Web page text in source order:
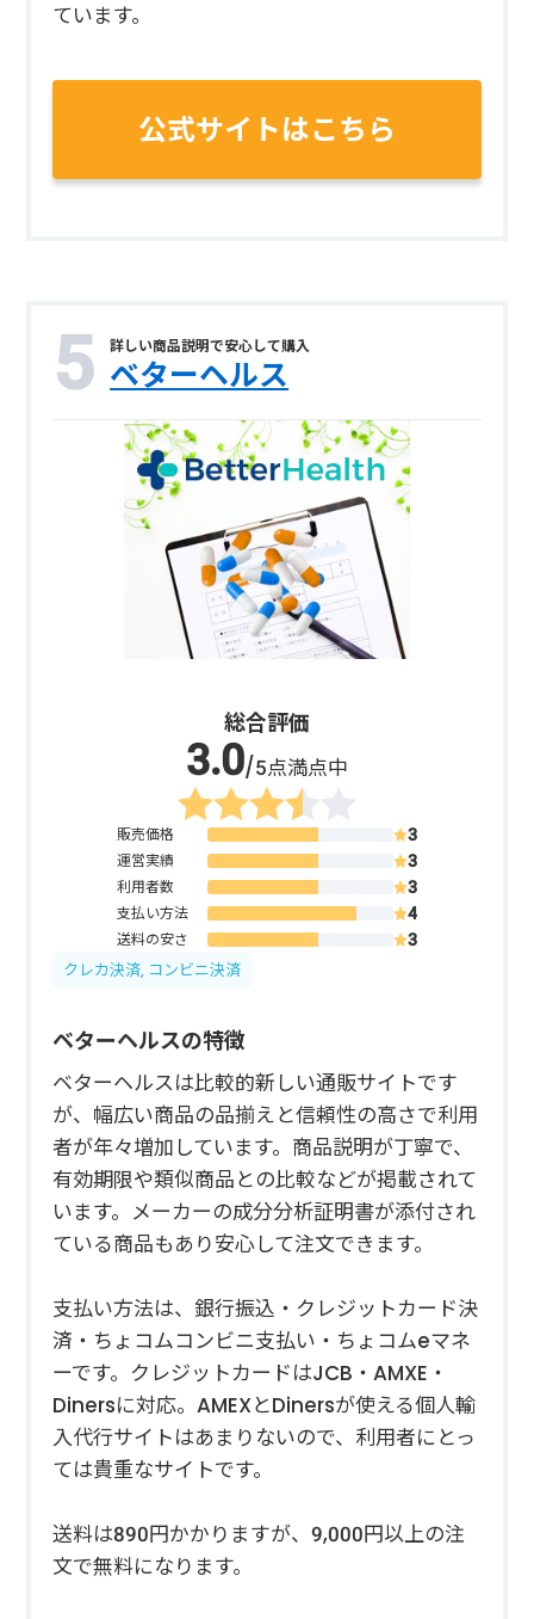
ています。
公式サイトはこちら
詳しい商品説明で安心して購入
ベターヘルス
総合評価
/5点満点中
販売価格
運営実績
利用者数
支払い方法
送料の安さ
クレカ決済, コンビニ決済
ベターヘルスの特徴
ベターヘルスは比較的新しい通販サイトです
が、幅広い商品の品揃えと信頼性の高さで利用
者が年々増加しています。商品説明が丁寧で、
有効期限や類似商品との比較などが掲載されて
います。メーカーの成分分析証明書が添付され
ている商品もあり安心して注文できます。
支払い方法は、銀行振込・クレジットカード決
済・ちょコムコンビニ支払い・ちょコムeマネ
ーです。クレジットカードはJCB・AMXE・
Dinersに対応。AMEXとDinersが使える個人輸
入代行サイトはあまりないので、利用者にとっ
ては貴重なサイトです。
送料は890円かかりますが、9,000円以上の注
文で無料になります。